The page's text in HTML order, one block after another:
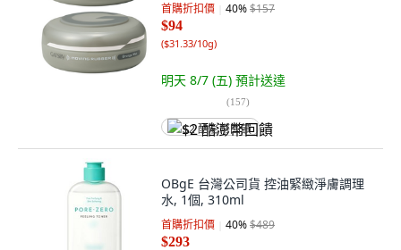
首購折扣價 40%$157
$94
($31.33/10g)
明天 8/7 (五) 預計送達
(157)
$2 酷澎幣回饋
OBgE 台灣公司貨 控油緊緻淨膚調理
水, 1個, 310ml
首購折扣價 40%$489
$293